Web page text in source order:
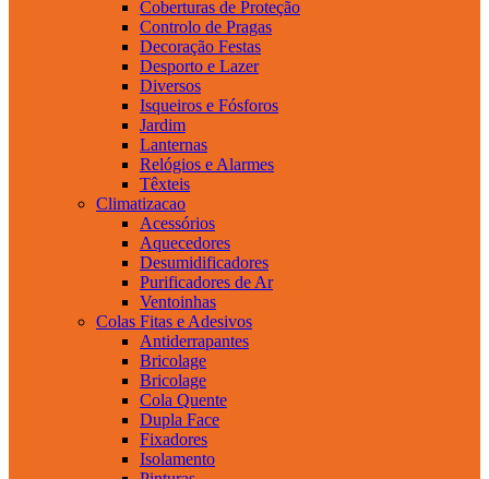
Coberturas de Proteção
Controlo de Pragas
Decoração Festas
Desporto e Lazer
Diversos
Isqueiros e Fósforos
Jardim
Lanternas
Relógios e Alarmes
Têxteis
Climatizacao
Acessórios
Aquecedores
Desumidificadores
Purificadores de Ar
Ventoinhas
Colas Fitas e Adesivos
Antiderrapantes
Bricolage
Bricolage
Cola Quente
Dupla Face
Fixadores
Isolamento